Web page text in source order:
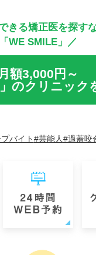
きる矯正医を探す
「WE SMILE」／
月額3,000円～
」のクリニック
バイト #芸能人#過蓋咬